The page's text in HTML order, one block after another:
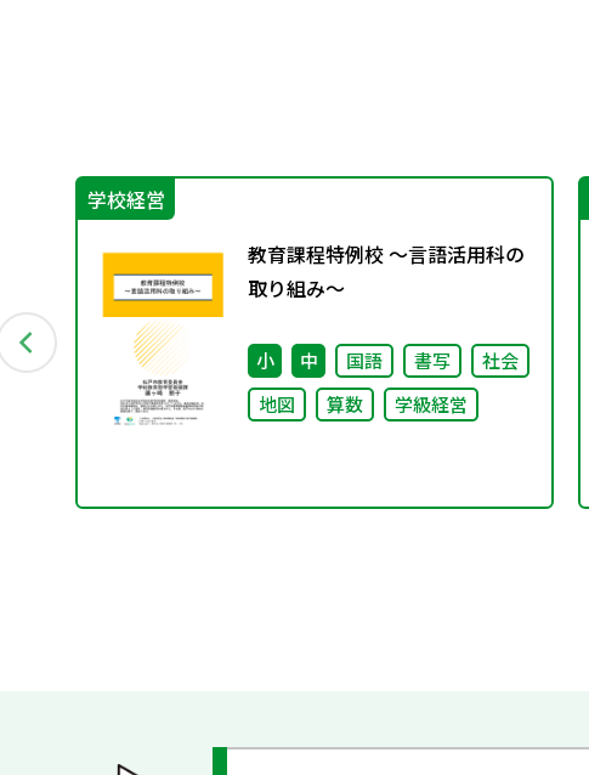
学校経営
教育課程特例校 ～言語活用科の
取り組み～
小 中 国語 書写
社会
地図
算数 学級経営